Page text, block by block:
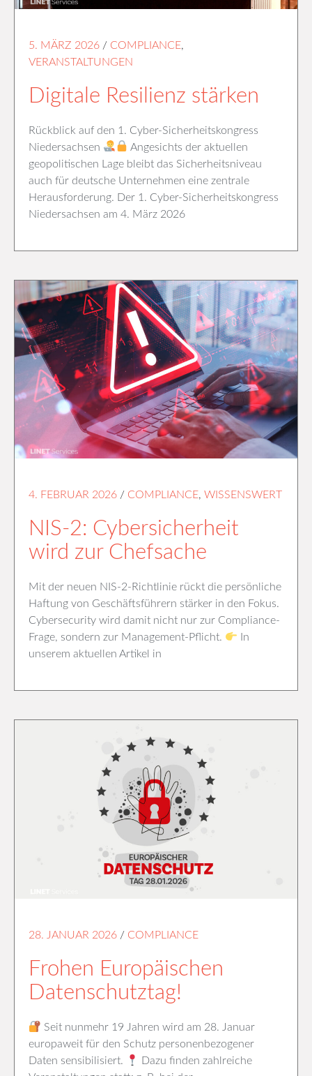
5. MÄRZ 2026 / COMPLIANCE,
VERANSTALTUNGEN
Digitale Resilienz stärken
Rückblick auf den 1. Cyber-Sicherheitskongress
Niedersachsen
Angesichts der aktuellen
geopolitischen Lage bleibt das Sicherheitsniveau
auch für deutsche Unternehmen eine zentrale
Herausforderung. Der 1. Cyber-Sicherheitskongress
Niedersachsen am 4. März 2026
4. FEBRUAR 2026 / COMPLIANCE, WISSENSWERT
NIS-2: Cybersicherheit
wird zur Chefsache
Mit der neuen NIS-2-Richtlinie rückt die persönliche
Haftung von Geschäftsführern stärker in den Fokus.
Cybersecurity wird damit nicht nur zur Compliance-
Frage, sondern zur Management-Pflicht.
In
unserem aktuellen Artikel in
28. JANUAR 2026 / COMPLIANCE
Frohen Europäischen
Datenschutztag!
Seit nunmehr 19 Jahren wird am 28. Januar
europaweit für den Schutz personenbezogener
Daten sensibilisiert.
Dazu finden zahlreiche